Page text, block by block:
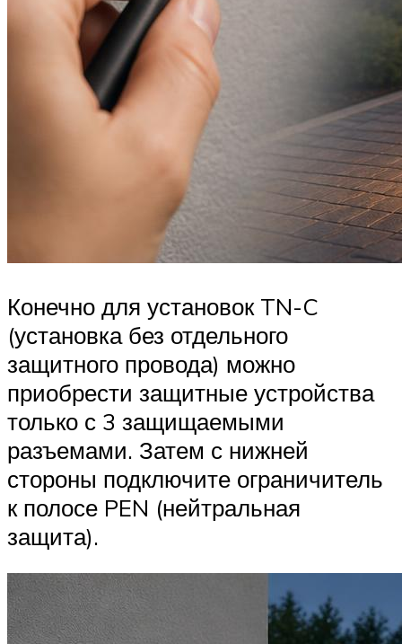
Конечно для установок TN-C
(установка без отдельного
защитного провода) можно
приобрести защитные устройства
только с 3 защищаемыми
разъемами. Затем с нижней
стороны подключите ограничитель
к полосе PEN (нейтральная
защита).